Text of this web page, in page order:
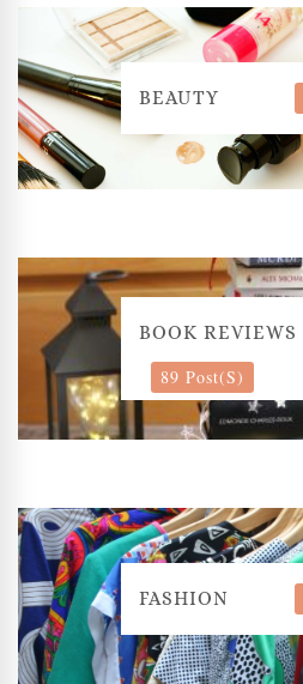
BEAUTY
BOOK REVIEWS
89 Post(s)
FASHION